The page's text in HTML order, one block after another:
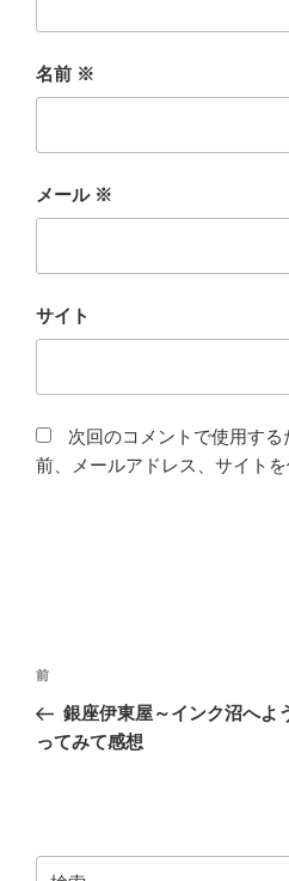
名前 ※
メール ※
サイト
次回のコメントで使用す
前、メールアドレス、サイトを
投
ナ
シ
前
の
前
銀座伊東屋～インク沼へ
ってみて感想